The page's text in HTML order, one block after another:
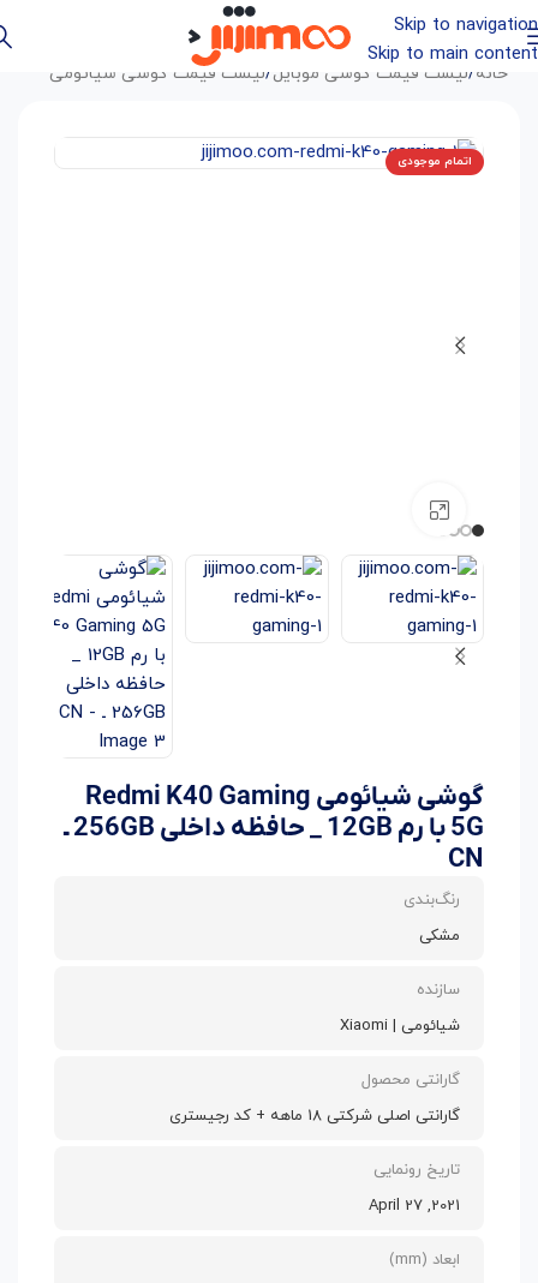
Skip to navigation
Skip to main content
خانه /لیست قیمت گوشی موبایل/لیست قیمت گوشی شیائومی
اتمام موجودی
گوشی شیائومی Redmi K40 Gaming
5G با رم 12GB _ حافظه داخلی 256GB ـ
CN
رنگ‌بندی
مشکی
سازنده
شیائومی | Xiaomi
گارانتی محصول
گارانتی اصلی شرکتی 18 ماهه + کد رجیستری
تاریخ رونمایی
2021, April 27
ابعاد (mm)